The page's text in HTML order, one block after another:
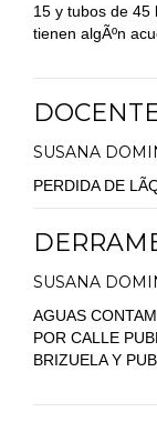
15 y tubos de 45
tienen algÃºn
SUSANA
PERDIDA DE
SUSANA
AGUAS
POR CALLE
BRIZUELA Y